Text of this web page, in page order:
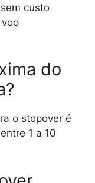
custo
do
o stopover é
1 a 10